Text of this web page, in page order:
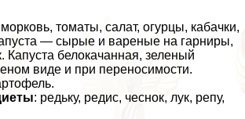
томаты, салат, огурцы, кабачки,
— сырые и вареные на гарниры,
Капуста белокачанная, зеленый
виде и при переносимости.
: редьку, редис, чеснок, лук, репу,